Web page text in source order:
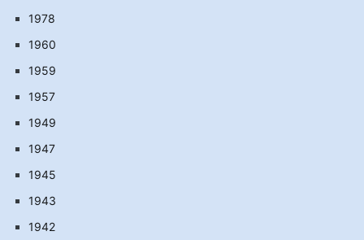
1978
1960
1959
1957
1949
1947
1945
1943
1942